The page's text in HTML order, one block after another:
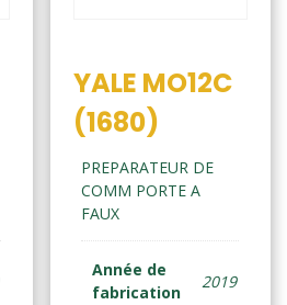
YALE MO12C
(1680)
PREPARATEUR DE
COMM PORTE A
FAUX
Année de
fabrication
2019